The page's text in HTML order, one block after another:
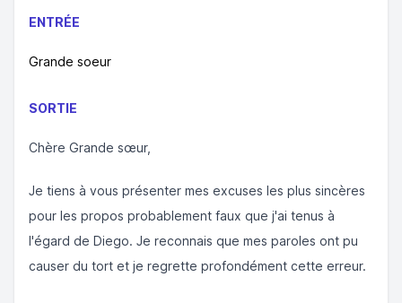
ENTRÉE
Grande soeur
SORTIE
Chère Grande sœur,
Je tiens à vous présenter mes excuses les plus sincères
pour les propos probablement faux que j'ai tenus à
l'égard de Diego. Je reconnais que mes paroles ont pu
causer du tort et je regrette profondément cette erreur.